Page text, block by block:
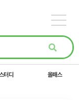
터디 올패스